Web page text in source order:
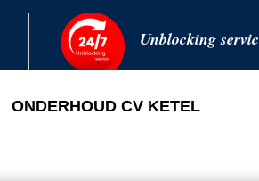
Unblocking
ONDERHOUD CV KETEL